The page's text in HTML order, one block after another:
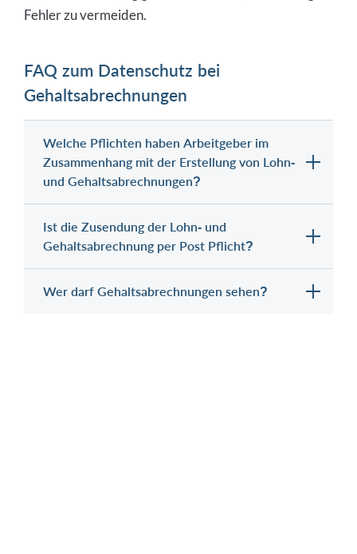
Fehler zu vermeiden.
FAQ zum Datenschutz bei
Gehaltsabrechnungen
Welche Pflichten haben Arbeitgeber im
Zusammenhang mit der Erstellung von Lohn-
und Gehaltsabrechnungen?
Ist die Zusendung der Lohn- und
Gehaltsabrechnung per Post Pflicht?
Wer darf Gehaltsabrechnungen sehen?